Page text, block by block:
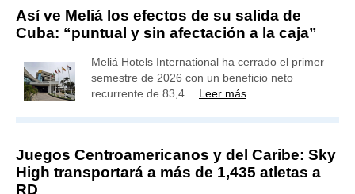
Así ve Meliá los efectos de su salida de
Cuba: “puntual y sin afectación a la caja”
Meliá Hotels International ha cerrado el primer
semestre de 2026 con un beneficio neto
recurrente de 83,4… Leer más
Juegos Centroamericanos y del Caribe: Sky
High transportará a más de 1,435 atletas a
RD